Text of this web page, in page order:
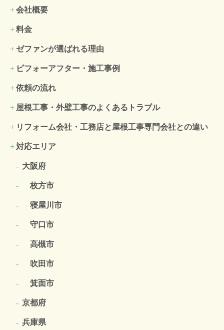
会社概要
料金
ゼファンが選ばれる理由
ビフォーアフター・施工事例
依頼の流れ
屋根工事・外壁工事のよくある トラブル
リフォーム会社・工務店と屋根工事専門会社との違い
対応エリア
大阪府
枚方市
寝屋川市
守口市
高槻市
吹田市
箕面市
京都府
兵庫県